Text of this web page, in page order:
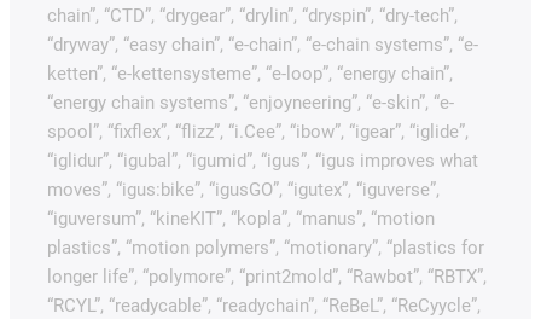
chain”, “CTD”, “drygear”, “drylin”, “dryspin”, “dry-tech”,
“dryway”, “easy chain”, “e-chain”, “e-chain systems”, “e-
ketten”, “e-kettensysteme”, “e-loop”, “energy chain”,
“energy chain systems”, “enjoyneering”, “e-skin”, “e-
spool”, “fixflex”, “flizz”, “i.Cee”, “ibow”, “igear”, “iglide”,
“iglidur”, “igubal”, “igumid”, “igus”, “igus improves what
moves”, “igus:bike”, “igusGO”, “igutex”, “iguverse”,
“iguversum”, “kineKIT”, “kopla”, “manus”, “motion
plastics”, “motion polymers”, “motionary”, “plastics for
longer life”, “polymore”, “print2mold”, “Rawbot”, “RBTX”,
“RCYL”, “readycable”, “readychain”, “ReBeL”, “ReCyycle”,